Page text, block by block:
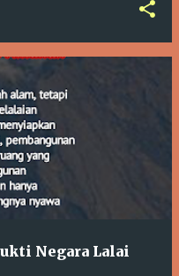
Negara Lalai